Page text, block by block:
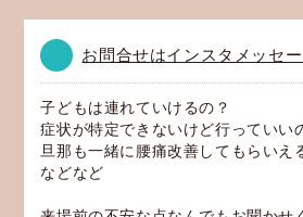
お問合せはインスタメッセ
子どもは連れていけるの？
症状が特定できないけど行っていい
旦那も一緒に腰痛改善してもらいえ
などなど